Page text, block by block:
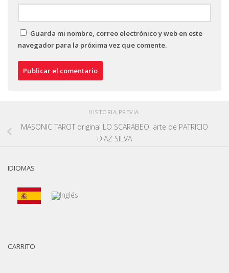
Guarda mi nombre, correo electrónico y web en este
navegador para la próxima vez que comente.
HISTORIA PREVIA
MASONIC TAROT original LO SCARABEO, arte de PATRICIO
DIAZ SILVA
IDIOMAS
CARRITO